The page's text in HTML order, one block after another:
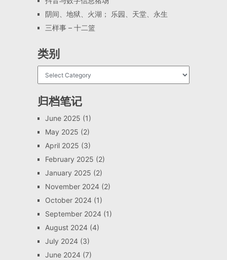
阴间、地狱、火湖； 乐园、天堂、永生
三样事 – 十二篮
类别
归档笔记
June 2025 (1)
May 2025 (2)
April 2025 (3)
February 2025 (2)
January 2025 (2)
November 2024(2)
October 2024(1)
September 2024(1)
August 2024(4)
July 2024(3)
June 2024(7)